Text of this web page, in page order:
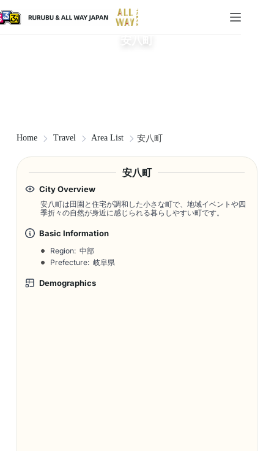
安八町
Home Travel Area List 安八町
安八町
City Overview
安八町は田園と住宅が調和した小さな町で、地域イベントや四
季折々の自然が身近に感じられる暮らしやすい町です。
Basic Information
Region: 中部
Prefecture: 岐阜県
Demographics